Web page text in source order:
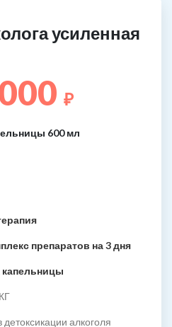
усиленная
₽
600 мл
препаратов на 3 дня
алкоголя